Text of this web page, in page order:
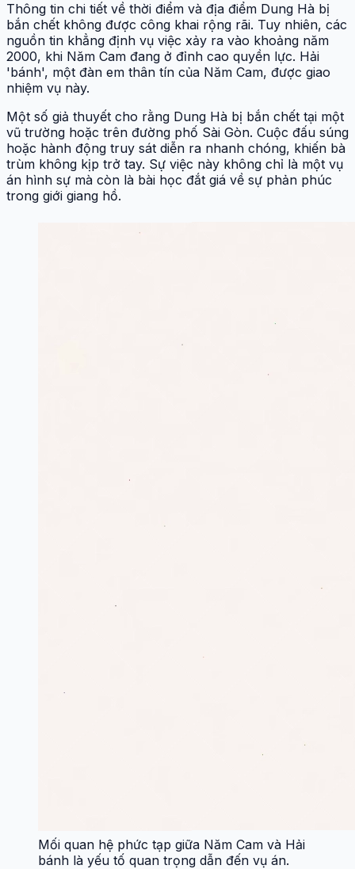
Thông tin chi tiết về thời điểm và địa điểm Dung Hà bị
bắn chết không được công khai rộng rãi. Tuy nhiên, các
nguồn tin khẳng định vụ việc xảy ra vào khoảng năm
2000, khi Năm Cam đang ở đỉnh cao quyền lực. Hải
'bánh', một đàn em thân tín của Năm Cam, được giao
nhiệm vụ này.
Một số giả thuyết cho rằng Dung Hà bị bắn chết tại một
vũ trường hoặc trên đường phố Sài Gòn. Cuộc đấu súng
hoặc hành động truy sát diễn ra nhanh chóng, khiến bà
trùm không kịp trở tay. Sự việc này không chỉ là một vụ
án hình sự mà còn là bài học đắt giá về sự phản phúc
trong giới giang hồ.
Mối quan hệ phức tạp giữa Năm Cam và Hải
bánh là yếu tố quan trọng dẫn đến vụ án.